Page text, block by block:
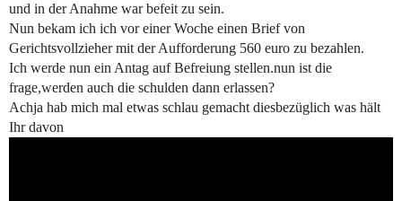
und in der Anahme war befeit zu sein.
Nun bekam ich ich vor einer Woche einen Brief von
Gerichtsvollzieher mit der Aufforderung 560 euro zu bezahlen.
Ich werde nun ein Antag auf Befreiung stellen.nun ist die
frage,werden auch die schulden dann erlassen?
Achja hab mich mal etwas schlau gemacht diesbezüglich was hält
Ihr davon